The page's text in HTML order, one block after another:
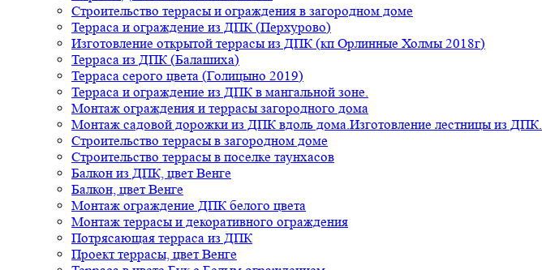
Строительство террасы и ограждения в загородном доме
Терраса и ограждение из ДПК (Перхурово)
Изготовление открытой террасы из ДПК (кп Орлинные Холмы 2018г)
Терраса из ДПК (Балашиха)
Терраса серого цвета (Голицыно 2019)
Терраса и ограждение из ДПК в мангальной зоне.
Монтаж ограждения и террасы загородного дома
Монтаж садовой дорожки из ДПК вдоль дома.Изготовление лестницы из ДПК.
Строительство террасы в загородном доме
Строительство террасы в поселке таунхасов
Балкон из ДПК, цвет Венге
Балкон, цвет Венге
Монтаж ограждение ДПК белого цвета
Монтаж террасы и декоративного ограждения
Потрясающая терраса из ДПК
Проект террасы, цвет Венге